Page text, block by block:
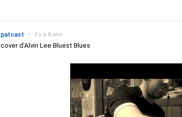
patcast • il y a 8 ans
cover d'Alvin Lee Bluest Blues